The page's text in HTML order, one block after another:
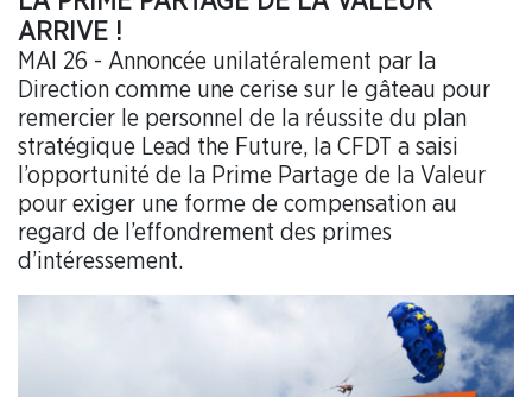
ARRIVE !
MAI 26 - Annoncée unilatéralement par la
Direction comme une cerise sur le gâteau pour
remercier le personnel de la réussite du plan
stratégique Lead the Future, la CFDT a saisi
l’opportunité de la Prime Partage de la Valeur
pour exiger une forme de compensation au
regard de l’effondrement des primes
d’intéressement.